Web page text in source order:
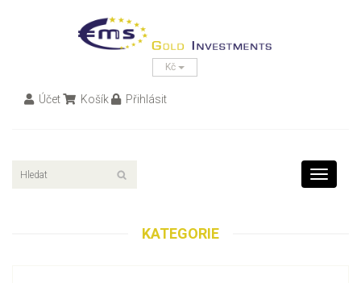
Kč
Účet Košík Přihlásit
Toggle
KATEGORIE